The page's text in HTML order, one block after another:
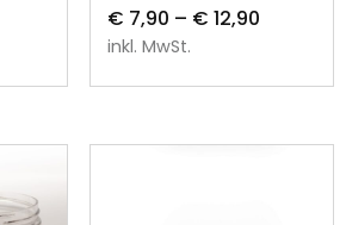
€ 7,90 – € 12,90
inkl. MwSt.